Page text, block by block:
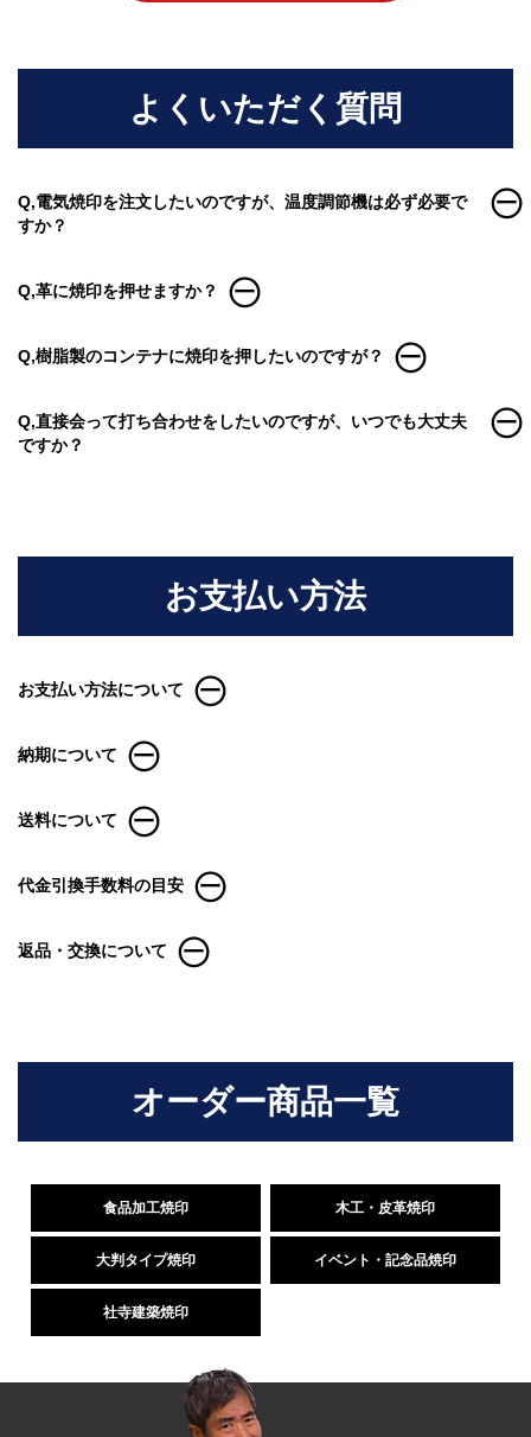
よくいただく質問
Q,電気焼印を注文したいのですが、温度調節機は必ず必要で
すか？
Q,革に焼印を押せますか？
Q,樹脂製のコンテナに焼印を押したいのですが？
Q,直接会って打ち合わせをしたいのですが、いつでも大丈夫
ですか？
お支払い方法
お支払い方法について
納期について
送料について
代金引換手数料の目安
返品・交換について
オーダー商品一覧
食品加工焼印 木工・皮革焼印
大判タイプ焼印 イベント・記念品焼印
社寺建築焼印